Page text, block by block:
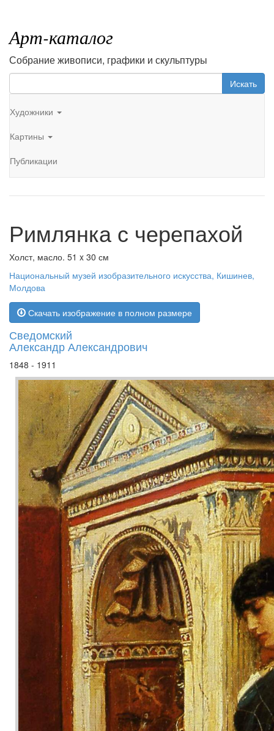
Арт-каталог
Собрание живописи, графики и скульптуры
Искать
Художники
Картины
Публикации
Римлянка с черепахой
Холст, масло. 51 x 30 см
Национальный музей изобразительного искусства, Кишинев,
Молдова
Скачать изображение в полном размере
Сведомский
Александр Александрович
1848 - 1911